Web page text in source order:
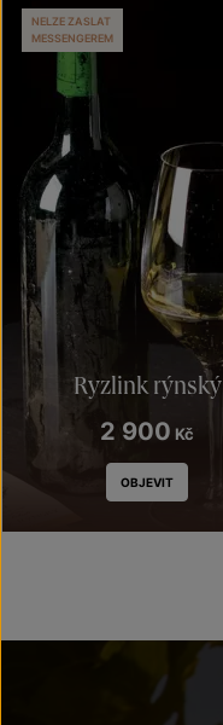
Ryzlink rýnský
2 900 Kč
OBJEVIT
NELZE ZASLAT
MESSENGEREM